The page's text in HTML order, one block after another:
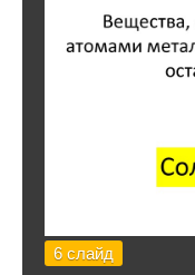
6 слайд